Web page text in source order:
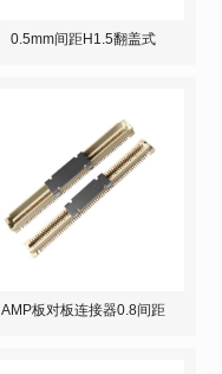
0.5mm间距H1.5翻盖式
AMP板对板连接器0.8间距